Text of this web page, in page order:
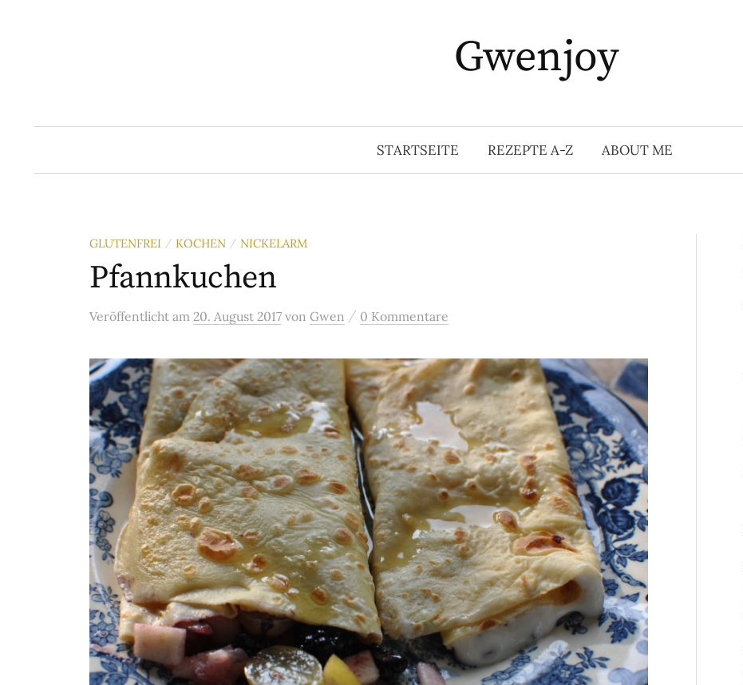
Gwenjoy
STARTSEITE REZEPTE A-Z ABOUT ME
GLUTENFREI / KOCHEN / NICKELARM
Pfannkuchen
Veröffentlicht am 20. August 2017 von Gwen / 0 Kommentare